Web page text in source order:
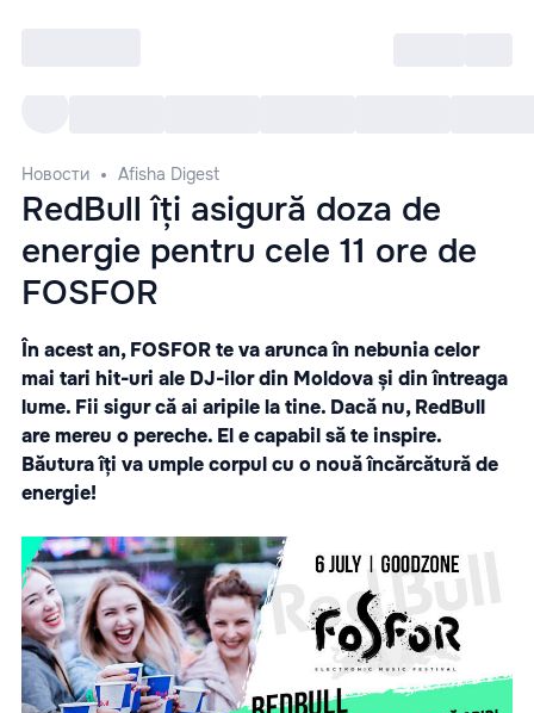
Новости Afisha Digest
RedBull îți asigură doza de
energie pentru cele 11 ore de
FOSFOR
În acest an, FOSFOR te va arunca în nebunia celor
mai tari hit-uri ale DJ-ilor din Moldova și din întreaga
lume. Fii sigur că ai aripile la tine. Dacă nu, RedBull
are mereu o pereche. El e capabil să te inspire.
Băutura îți va umple corpul cu o nouă încărcătură de
energie!